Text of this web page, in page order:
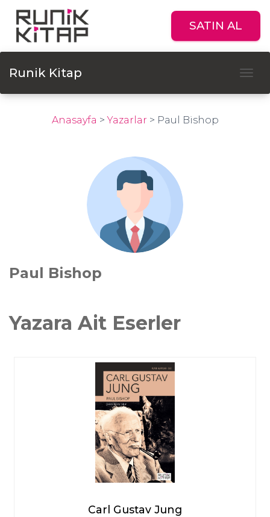
SATIN AL
Runik Kitap
Anasayfa >Yazarlar > Paul Bishop
Paul Bishop
Yazara Ait Eserler
Carl Gustav Jung